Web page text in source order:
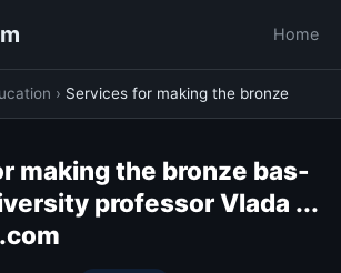
Home
› Services for making the bronze
making the bronze bas-
professor Vlada ...